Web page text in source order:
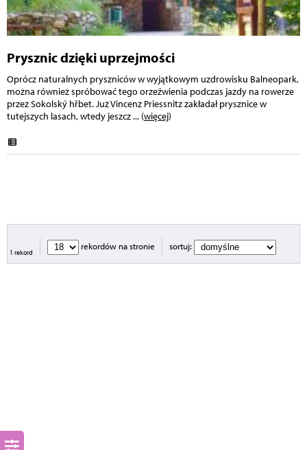
Prysznic dzięki uprzejmości
Oprócz naturalnych pryszniców w wyjątkowym uzdrowisku Balneopark,
można również spróbować tego orzeźwienia podczas jazdy na rowerze
przez Sokolský hřbet. Już Vincenz Priessnitz zakładał prysznice w
tutejszych lasach, wtedy jeszcz... (więcej)
1 rekord
rekordów na stronie sortuj: